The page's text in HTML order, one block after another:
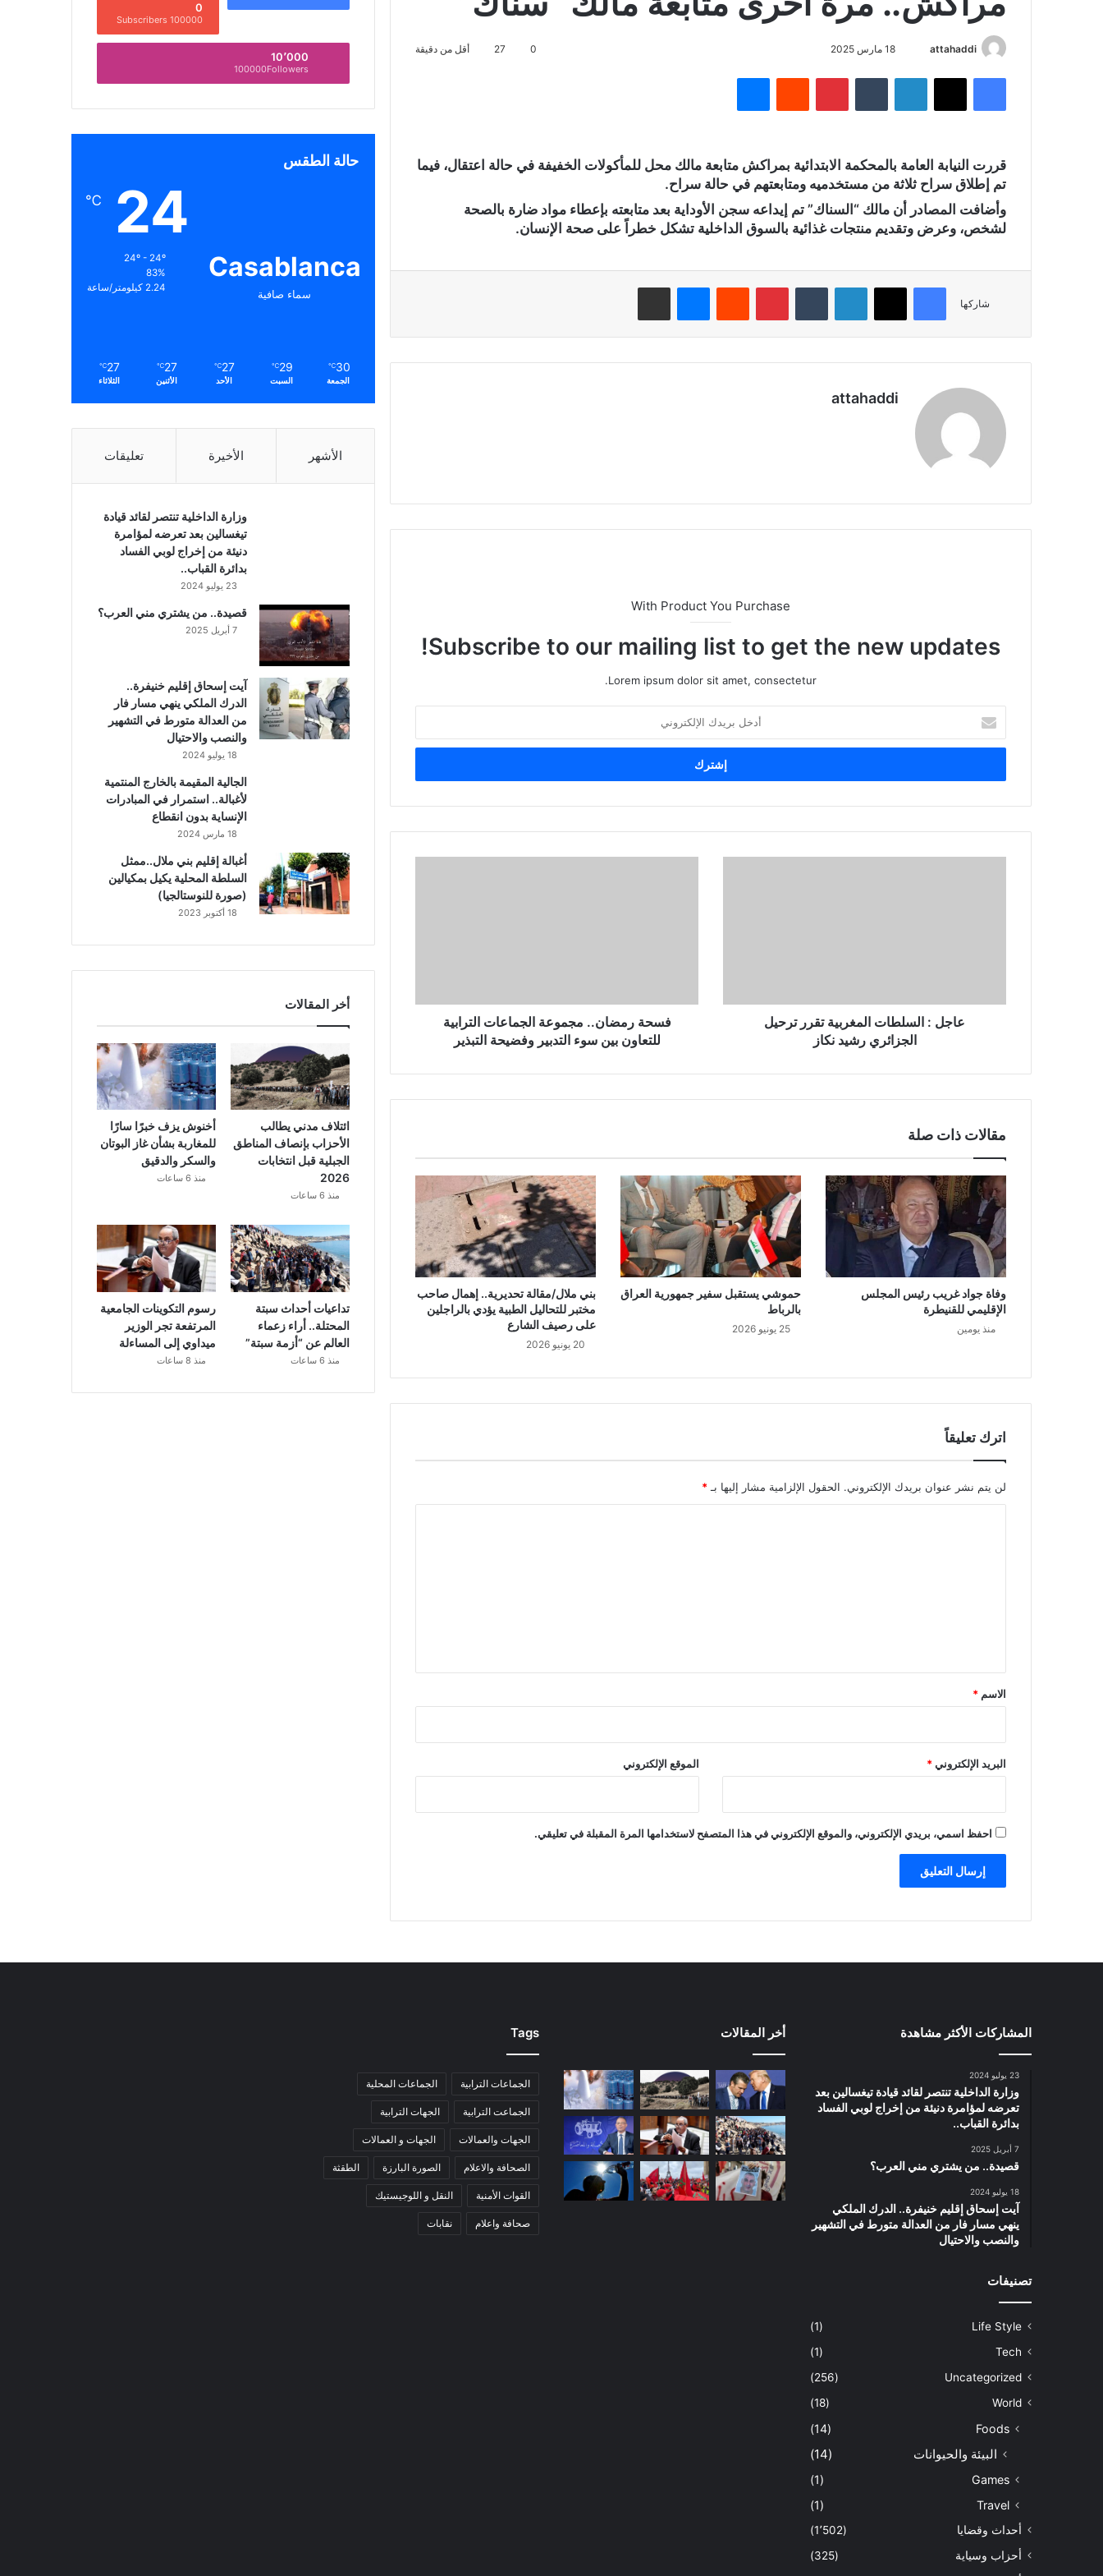
attahaddi
ي
د
ت
و
ي
18 مارس 2025 0
27 أقل من دقيقة
فيسبوك لينكدإن بينتيريست
قررت النيابة العامة بالمحكمة الابتدائية بمراكش متابعة مالك محل للمأكولات الخفيفة في حالة اعتقال، فيما
تم إطلاق سراح ثلاثة من مستخدميه ومتابعتهم في حالة سراح.
وأضافت المصادر أن مالك “السناك” تم إيداعه سجن الأوداية بعد متابعته بإعطاء مواد ضارة بالصحة
لشخص، وعرض وتقديم منتجات غذائية بالسوق الداخلية تشكل خطراً على صحة الإنسان.
شاركها
فيسبوك لينكدإن بينتيريست
attahaddi
With Product You Purchase
Subscribe to our mailing list to get the new updates!
Lorem ipsum dolor sit amet, consectetur.
خ
ب
د
ن
عاجل : السلطات المغربية تقرر ترحيل
الجزائري رشيد نكاز
فسحة رمضان.. مجموعة الجماعات الترابية
للتعاون بين سوء التدبير وفضيحة التبذير
مقالات ذات صلة
وفاة جواد غريب رئيس المجلس
الإقليمي للقنيطرة
منذ يومين
حموشي يستقبل سفير جمهورية العراق
بالرباط
25 يونيو 2026
بني ملال/مقالة تحديرية.. إهمال صاحب
مختبر للتحاليل الطبية يؤدي بالراجلين
على رصيف الشارع
20 يونيو 2026
اترك تعليقاً
لن يتم نشر عنوان بريدك الإلكتروني. الحقول الإلزامية مشار إليها بـ *
*
الاسم *
البريد الإلكتروني* الموقع الإلكتروني
احفظ اسمي، بريدي الإلكتروني، والموقع الإلكتروني في هذا المتصفح لاستخدامها المرة المقبلة في تعليقي.
0
100000 Subscribers
10٬000
100000Followers
حالة الطقس
Casablanca
سماء صافية
24
℃
24º - 24º
83%
2.24 كيلومتر/ساعة
30
℃
الجمعة
29
℃
السبت
27
℃
الأحد
27
℃
الأثنين
27
℃
الثلاثاء
الأشهر الأخيرة تعليقات
وزارة الداخلية تنتصر لقائد قيادة
تيغسالين بعد تعرضه لمؤامرة
دنيئة من إخراج لوبي الفساد
بدائرة القباب..
23 يوليو 2024
قصيدة.. من يشتري مني العرب؟
7 أبريل 2025
آيت إسحاق إقليم خنيفرة..
الدرك الملكي ينهي مسار فار
من العدالة متورط في التشهير
والنصب والاحتيال
18 يوليو 2024
الجالية المقيمة بالخارج المنتمية
لأغبالة.. استمرار في المبادرات
الإنساية بدون انقطاع
18 مارس 2024
أغبالة إقليم بني ملال..ممثل
السلطة المحلية يكيل بمكيالين
(صورة للنوستالجيا)
18 أكتوبر 2023
أخر المقالات
ائتلاف مدني يطالب
الأحزاب بإنصاف المناطق
الجبلية قبل انتخابات
2026
منذ 6 ساعات
أخنوش يزف خبرًا سارًا
للمغاربة بشأن غاز البوتان
والسكر والدقيق
منذ 6 ساعات
تداعيات أحداث سبتة
المحتلة.. أراء زعماء
العالم عن “أزمة سبتة”
منذ 6 ساعات
رسوم التكوينات الجامعية
المرتفعة تجر الوزير
ميداوي إلى المساءلة
منذ 8 ساعات
المشاركات الأكثر مشاهدة
23 يوليو 2024
وزارة الداخلية تنتصر لقائد قيادة تيغسالين بعد
تعرضه لمؤامرة دنيئة من إخراج لوبي الفساد
بدائرة القباب..
7 أبريل 2025
قصيدة.. من يشتري مني العرب؟
18 يوليو 2024
آيت إسحاق إقليم خنيفرة.. الدرك الملكي
ينهي مسار فار من العدالة متورط في التشهير
والنصب والاحتيال
تصنيفات
Life Style
(1)
Tech
(1)
Uncategorized
(256)
World
(18)
Foods
(14)
البيئة والحيوانات (14)
Games
(1)
Travel
(1)
أحداث وقضايا
(1٬502)
أحزاب وسياية
(325)
أخر المقالات Tags
الجماعات الترابية الجماعات المحلية
الجماعت الترابية الجهات الترابية
الجهات والعمالات الجهات و العمالات
الصحافة والاعلام الصورة البارزة الطقثة
القوات الأمنية النقل و اللوجيستيك
صحافة واعلام نقابات